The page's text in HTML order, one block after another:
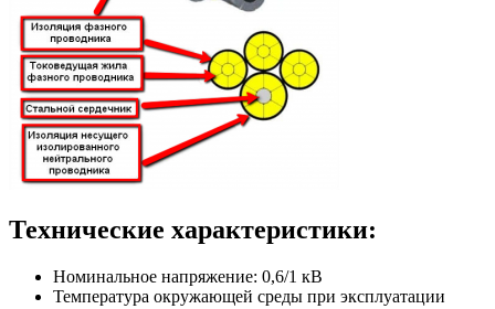
Технические характеристики:
Номинальное напряжение: 0,6/1 кВ
Температура окружающей среды при эксплуатации